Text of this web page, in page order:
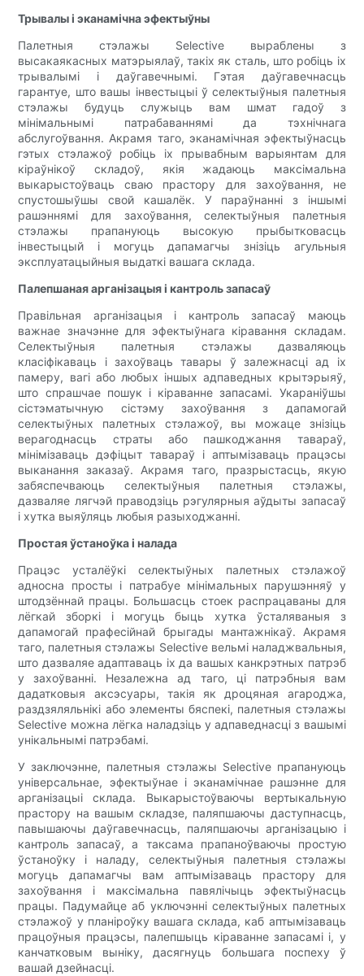
Трывалы і эканамічна эфектыўны
Палетныя стэлажы Selective выраблены з
высакаякасных матэрыялаў, такіх як сталь, што робіць іх
трывалымі і даўгавечнымі. Гэтая даўгавечнасць
гарантуе, што вашы інвестыцыі ў селектыўныя палетныя
стэлажы будуць служыць вам шмат гадоў з
мінімальнымі патрабаваннямі да тэхнічнага
абслугоўвання. Акрамя таго, эканамічная эфектыўнасць
гэтых стэлажоў робіць іх прывабным варыянтам для
кіраўнікоў складоў, якія жадаюць максімальна
выкарыстоўваць сваю прастору для захоўвання, не
спустошыўшы свой кашалёк. У параўнанні з іншымі
рашэннямі для захоўвання, селектыўныя палетныя
стэлажы прапануюць высокую прыбытковасць
інвестыцый і могуць дапамагчы знізіць агульныя
эксплуатацыйныя выдаткі вашага склада.
Палепшаная арганізацыя і кантроль запасаў
Правільная арганізацыя і кантроль запасаў маюць
важнае значэнне для эфектыўнага кіравання складам.
Селектыўныя палетныя стэлажы дазваляюць
класіфікаваць і захоўваць тавары ў залежнасці ад іх
памеру, вагі або любых іншых адпаведных крытэрыяў,
што спрашчае пошук і кіраванне запасамі. Укараніўшы
сістэматычную сістэму захоўвання з дапамогай
селектыўных палетных стэлажоў, вы можаце знізіць
верагоднасць страты або пашкоджання тавараў,
мінімізаваць дэфіцыт тавараў і аптымізаваць працэсы
выканання заказаў. Акрамя таго, празрыстасць, якую
забяспечваюць селектыўныя палетныя стэлажы,
дазваляе лягчэй праводзіць рэгулярныя аўдыты запасаў
і хутка выяўляць любыя разыходжанні.
Простая ўстаноўка і налада
Працэс усталёўкі селектыўных палетных стэлажоў
адносна просты і патрабуе мінімальных парушэнняў у
штодзённай працы. Большасць стоек распрацаваны для
лёгкай зборкі і могуць быць хутка ўсталяваныя з
дапамогай прафесійнай брыгады мантажнікаў. Акрамя
таго, палетныя стэлажы Selective вельмі наладжвальныя,
што дазваляе адаптаваць іх да вашых канкрэтных патрэб
у захоўванні. Незалежна ад таго, ці патрэбныя вам
дадатковыя аксэсуары, такія як дроцяная агароджа,
раздзяляльнікі або элементы бяспекі, палетныя стэлажы
Selective можна лёгка наладзіць у адпаведнасці з вашымі
унікальнымі патрэбамі.
У заключэнне, палетныя стэлажы Selective прапануюць
універсальнае, эфектыўнае і эканамічнае рашэнне для
арганізацыі склада. Выкарыстоўваючы вертыкальную
прастору на вашым складзе, паляпшаючы даступнасць,
павышаючы даўгавечнасць, паляпшаючы арганізацыю і
кантроль запасаў, а таксама прапаноўваючы простую
ўстаноўку і наладу, селектыўныя палетныя стэлажы
могуць дапамагчы вам аптымізаваць прастору для
захоўвання і максімальна павялічыць эфектыўнасць
працы. Падумайце аб уключэнні селектыўных палетных
стэлажоў у планіроўку вашага склада, каб аптымізаваць
працоўныя працэсы, палепшыць кіраванне запасамі і, у
канчатковым выніку, дасягнуць большага поспеху ў
вашай дзейнасці.